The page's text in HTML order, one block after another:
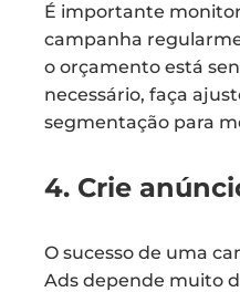
É importante
campanha
o orçamento está
necessário, faça
segmentação para
4. Crie
O sucesso de uma
Ads depende muito